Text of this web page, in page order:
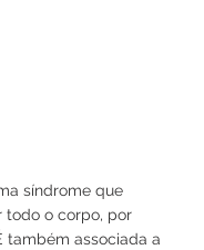
síndrome que
todo o corpo, por
também associada a